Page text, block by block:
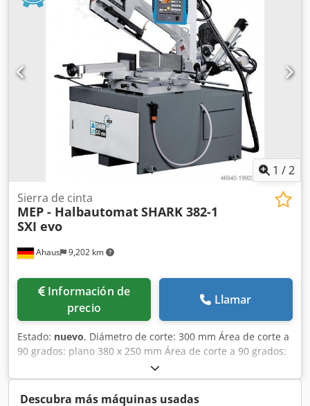
1 /2
Ahaus 9,202 km
Sierra de cinta
MEP - HalbautomatSHARK 382-1
SXI evo
Información de
precio
Llamar
Estado: nuevo, Diámetro de corte: 300 mm Área de corte a
90 grados: plano 380 x 250 mm Área de corte a 90 grados:
cuadrado 250 x 250 mm Área de corte a 45 grados: plano
300 x 200 mm Área de corte a 45 grados: redondo 260 mm
Área de corte a 45 grados: cuadrado 250 x 250 mm Área de
Descubra más máquinas usadas